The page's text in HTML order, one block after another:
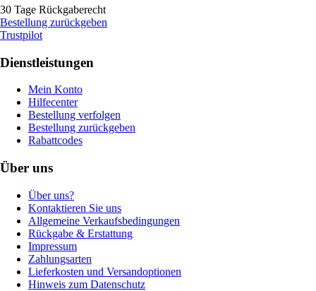
30 Tage Rückgaberecht
Bestellung zurückgeben
Trustpilot
Dienstleistungen
Mein Konto
Hilfecenter
Bestellung verfolgen
Bestellung zurückgeben
Rabattcodes
Über uns
Über uns?
Kontaktieren Sie uns
Allgemeine Verkaufsbedingungen
Rückgabe & Erstattung
Impressum
Zahlungsarten
Lieferkosten und Versandoptionen
Hinweis zum Datenschutz